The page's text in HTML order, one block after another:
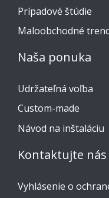
Prípadové štúdie
Maloobchodné
Naša ponuka
Udržateľná voľba
Custom-made
Návod na inštaláciu
Kontaktujte nás
Vyhlásenie o